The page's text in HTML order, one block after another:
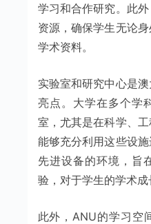
学习和合作研究。此
资源，确保学生无论
学术资料。
实验室和研究中心是
亮点。大学在多个学
室，尤其是在科学、
能够充分利用这些设
先进设备的环境，旨
验，对于学生的学术成
此外，ANU的学习空